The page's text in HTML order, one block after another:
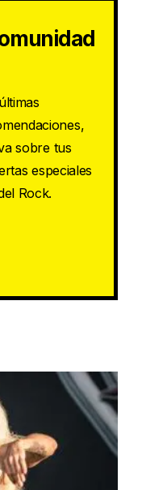
sobre tus
especiales
Rock.